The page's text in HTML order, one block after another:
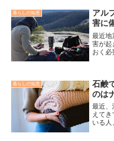
闘中で
う頑
暮らしの知恵
アル
害に
最近地
害が起
おく必
扱い店
暮らしの知恵
石鹸
のは
最近、
えて
いる人